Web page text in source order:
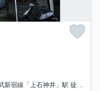
新宿線「上石神井」駅 徒歩21分